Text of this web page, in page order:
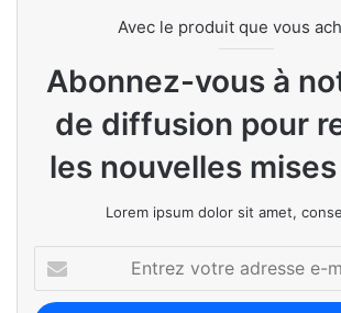
Avec le produit que vous
Abonnez-vous à
de diffusion pour
les nouvelles
Lorem ipsum dolor sit amet,